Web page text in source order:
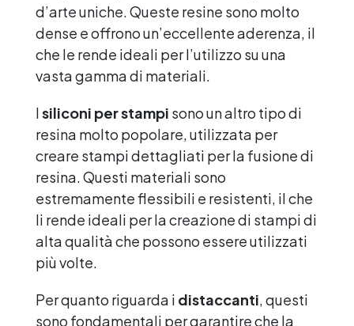
d’arte uniche. Queste resine sono molto
dense e offrono un’eccellente aderenza, il
che le rende ideali per l’utilizzo su una
vasta gamma di materiali.
Isiliconi per stampi sono un altro tipo di
resina molto popolare, utilizzata per
creare stampi dettagliati per la fusione di
resina. Questi materiali sono
estremamente flessibili e resistenti, il che
li rende ideali per la creazione di stampi di
alta qualità che possono essere utilizzati
più volte.
Per quanto riguarda i distaccanti, questi
sono fondamentali per garantire che la